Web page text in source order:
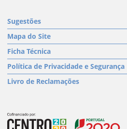
Sugestões
Mapa do Site
Ficha Técnica
Política de Privacidade e Segurança
Livro de Reclamações